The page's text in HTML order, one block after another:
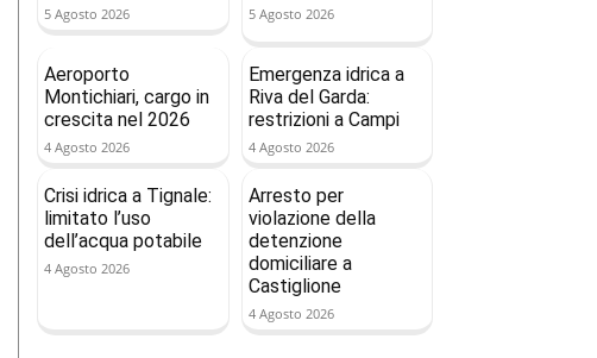
5 Agosto 2026 5 Agosto 2026
Aeroporto
Montichiari, cargo in
crescita nel 2026
4 Agosto 2026
Emergenza idrica a
Riva del Garda:
restrizioni a Campi
4 Agosto 2026
Crisi idrica a Tignale:
limitato l’uso
dell’acqua potabile
4 Agosto 2026
Arresto per
violazione della
detenzione
domiciliare a
Castiglione
4 Agosto 2026